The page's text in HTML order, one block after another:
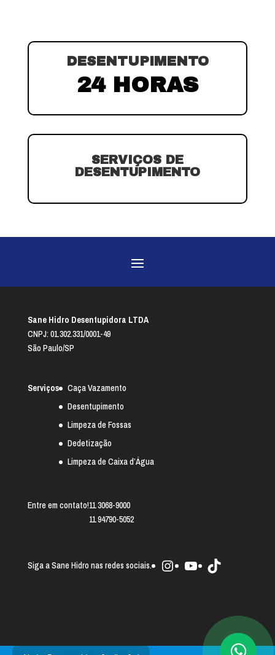
DESENTUPIMENTO
24 HORAS
SERVIÇOS DE
DESENTUPIMENTO
Sane Hidro Desentupidora LTDA
CNPJ: 01.302.331/0001-49
São Paulo/SP
Serviços
Caça Vazamento
Desentupimento
Limpeza de Fossas
Dedetização
Limpeza de Caixa d’Água
Entre em contato!11 3068-9000
11 94790-5052
Siga a Sane Hidro nas redes sociais. Instagram
YoutubeTikTok